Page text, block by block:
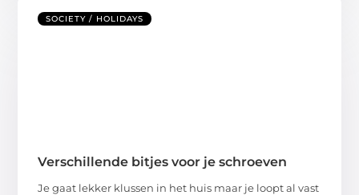
SOCIETY / HOLIDAYS
Verschillende bitjes voor je schroeven
Je gaat lekker klussen in het huis maar je loopt al vast